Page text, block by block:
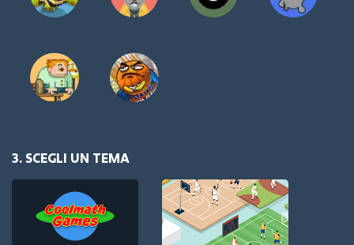
3. SCEGLI UN TEMA